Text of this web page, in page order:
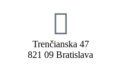
Trenčianska 47
821 09 Bratislava